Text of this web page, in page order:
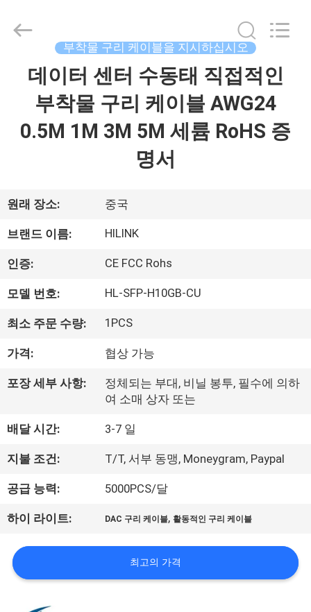
우
리
에
관
공
투
어
품
질
관
2017
Technology
부착물 구리 케이블을 지시하십시오
데이터 센터 수동태 직접적인
부착물 구리 케이블 AWG24
0.5M 1M 3M 5M 세륨 RoHS 증
명서
원래 장소: 중국
브랜드 이름: HILINK
인증: CE FCC Rohs
모델 번호: HL-SFP-H10GB-CU
최소 주문 수량: 1PCS
가격: 협상 가능
포장 세부 사항:
정체되는 부대, 비닐 봉투, 필수에 의하
여 소매 상자 또는
배달 시간: 3-7 일
지불 조건: T/T, 서부 동맹, Moneygram, Paypal
공급 능력: 5000PCS/달
하이 라이트: DAC 구리 케이블,활동적인 구리 케이블
최고의 가격